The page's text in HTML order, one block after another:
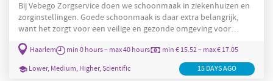
Bij Vebego Zorgservice doen we schoonmaak in ziekenhuizen en
zorginstellingen. Goede schoonmaak is daar extra belangrijk,
want het zorgt voor een veilige en gezonde omgeving voor
patiënten, bezoekers en zorgpersoneel. Kennemerhart De
Janskliniek in Haarlem is een zorglocatie waar mensen
terechtkunnen voor revalidatie, kortdurend verblijf enzorgbij
niet-aangeboren hersenletsel. Schoonmaak is belangrijk om deze
Haarlem min 0 hours – max 40 hours min € 15.52 – max € 17.05
Lower, Medium, Higher, Scientific 15 DAYS AGO